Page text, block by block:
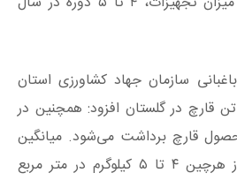
سازمان جهاد کشاورزی استان
ضمن تولید 900 تن قارچ در گلستان افزود: همچنین در
۴ چین محصول قارچ برداشت می‌شود. میانگین
برداشت برای هر طبقه از هرچین ۴ تا ۵ کیلوگرم در متر مربع